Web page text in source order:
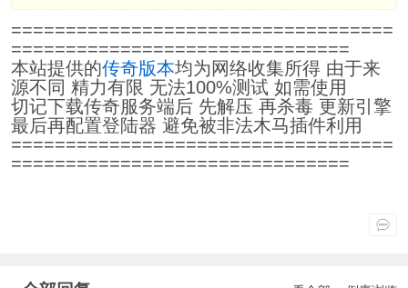
===================================
===============================
本站提供的传奇版本均为网络收集所得 由于来
源不同 精力有限 无法100%测试 如需使用
切记下载传奇服务端后 先解压 再杀毒 更新引擎
最后再配置登陆器 避免被非法木马插件利用
===================================
===============================